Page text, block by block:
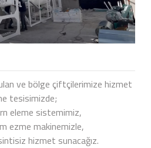
ve bölge çiftçilerimize hizmet
tesisimizde;
eleme sistemimiz,
ezme makinemizle,
hizmet sunacağız.